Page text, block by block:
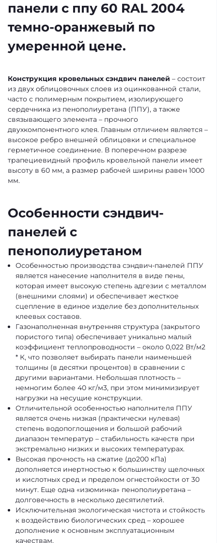
панели с ппу 60 RAL 2004
темно-оранжевый по
умеренной цене.
Конструкция кровельных сэндвич панелей – состоит
из двух облицовочных слоев из оцинкованной стали,
часто с полимерным покрытием, изолирующего
сердечника из пенополиуретана (ППУ), а также
связывающего элемента – прочного
двухкомпонентного клея. Главным отличием является –
высокое ребро внешней облицовки и специальное
герметичное соединение. В поперечном разрезе
трапециевидный профиль кровельной панели имеет
высоту в 60 мм, а размер рабочей ширины равен 1000
мм.
Особенности сэндвич-
панелей с
пенополиуретаном
Особенностью производства сэндвич-панелей ППУ
является нанесение наполнителя в виде пены,
которая имеет высокую степень адгезии с металлом
(внешними слоями) и обеспечивает жесткое
сцепление в единое изделие без дополнительных
клеевых составов.
Газонаполненная внутренняя структура (закрытого
пористого типа) обеспечивает уникально малый
коэффициент теплопроводности – около 0,022 Вт/м2
* К, что позволяет выбирать панели наименьшей
толщины (в десятки процентов) в сравнении с
другими вариантами. Небольшая плотность –
немногим более 40 кг/м3, при этом минимизирует
нагрузки на несущие конструкции.
Отличительной особенностью наполнителя ППУ
является очень низкая (практически нулевая)
степень водопоглощения и большой рабочий
диапазон температур – стабильность качеств при
экстремально низких и высоких температурах.
Высокая прочность на сжатие (до200 кПа)
дополняется инертностью к большинству щелочных
и кислотных сред и пределом огнестойкости от 30
минут. Еще одна «изюминка» пенополиуретана –
долговечность в несколько десятилетий.
Исключительная экологическая чистота и стойкость
к воздействию биологических сред – хорошее
дополнение к основным эксплуатационным
качествам.